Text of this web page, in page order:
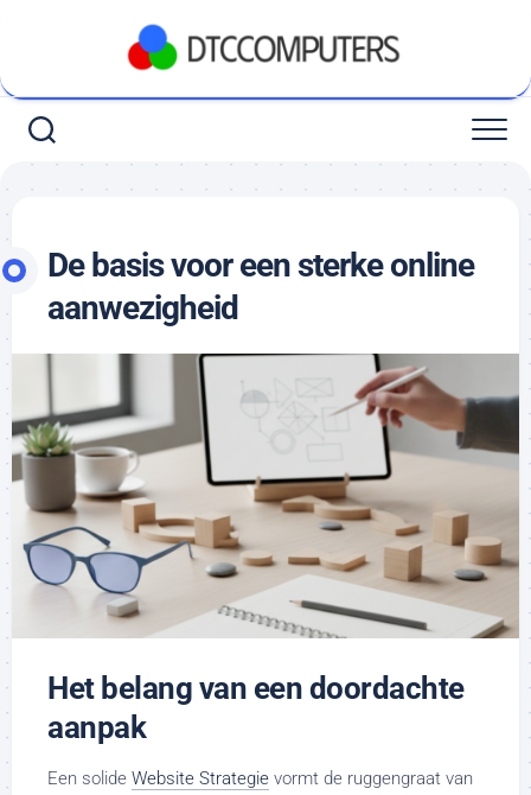
inhoud
De basis voor een sterke online
aanwezigheid
Het belang van een doordachte
aanpak
Een solide Website Strategie vormt de ruggengraat van